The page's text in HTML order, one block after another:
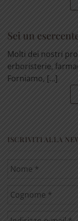
Sei un
Molti dei nostri
erboristerie,
Forniamo, [...]
ISCRIVITI ALLA